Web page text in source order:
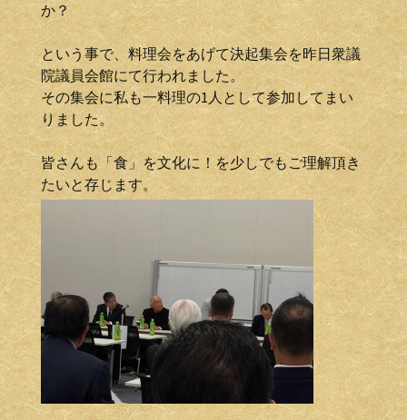
か？
という事で、料理会をあげて決起集会を昨日衆議
院議員会館にて行われました。
その集会に私も一料理の1人として参加してまい
りました。
皆さんも「食」を文化に！を少しでもご理解頂き
たいと存じます。